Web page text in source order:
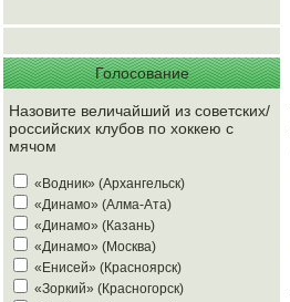
Голосование
Назовите величайший из советских/
российских клубов по хоккею с
мячом
«Водник» (Архангельск)
«Динамо» (Алма-Ата)
«Динамо» (Казань)
«Динамо» (Москва)
«Енисей» (Красноярск)
«Зоркий» (Красногорск)